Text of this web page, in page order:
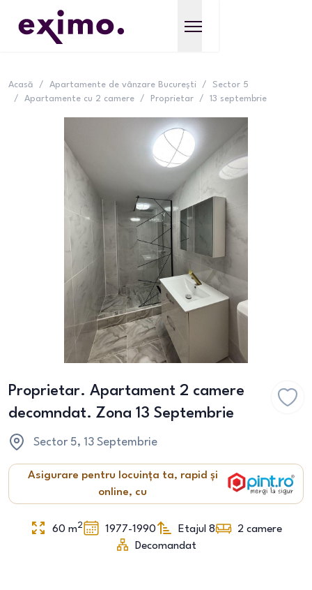
Acasă / Apartamente de vânzare București /
Sector 5
/
Apartamente cu 2 camere / Proprietar / 13 septembrie
Proprietar. Apartament 2 camere
decomndat. Zona 13 Septembrie
Sector 5, 13 Septembrie
Asigurare pentru locuința ta, rapid și
online, cu
60 m2 1977-1990 Etajul 8 2 camere
Decomandat